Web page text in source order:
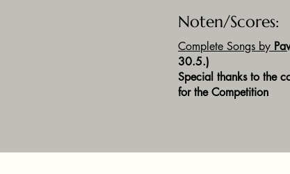
Noten/Scores:
Complete Songs by
30.5.)
Special thanks to the
for the Competition